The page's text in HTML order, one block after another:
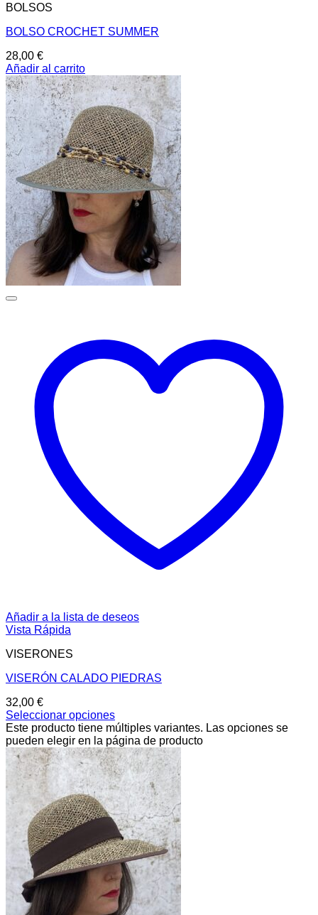
BOLSOS
BOLSO CROCHET SUMMER
28,00 €
Añadir al carrito
Añadir a la lista de deseos
Vista Rápida
VISERONES
VISERÓN CALADO PIEDRAS
32,00 €
Seleccionar opciones
Este producto tiene múltiples variantes. Las opciones se
pueden elegir en la página de producto